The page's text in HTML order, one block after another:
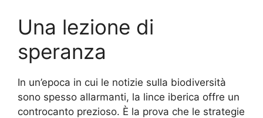
Una lezione di
speranza
In un’epoca in cui le notizie sulla biodiversità
sono spesso allarmanti, la lince iberica offre un
controcanto prezioso. È la prova che le strategie